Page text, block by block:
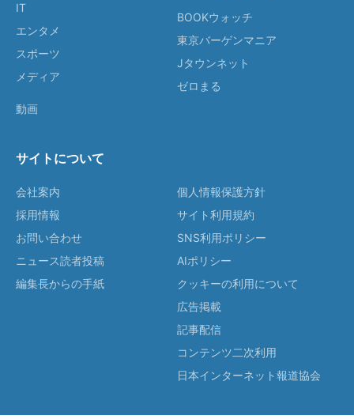
IT
エンタメ
スポーツ
メディア
動画
BOOKウォッチ
東京バーゲンマニア
Jタウンネット
ゼロまる
サイトについて
会社案内
採用情報
お問い合わせ
ニュース読者投稿
編集長からの手紙
個人情報保護方針
サイト利用規約
SNS利用ポリシー
AIポリシー
クッキーの利用について
広告掲載
記事配信
コンテンツ二次利用
日本インターネット報道協会